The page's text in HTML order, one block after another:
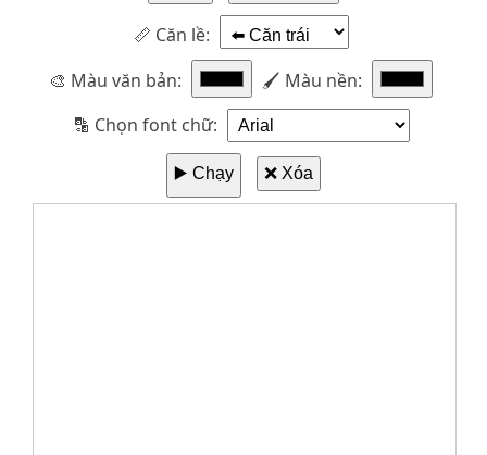
📏 Căn lề:
🎨 Màu văn bản:
🖌️ Màu nền:
🔡 Chọn font chữ:
▶️ Chạy ❌ Xóa